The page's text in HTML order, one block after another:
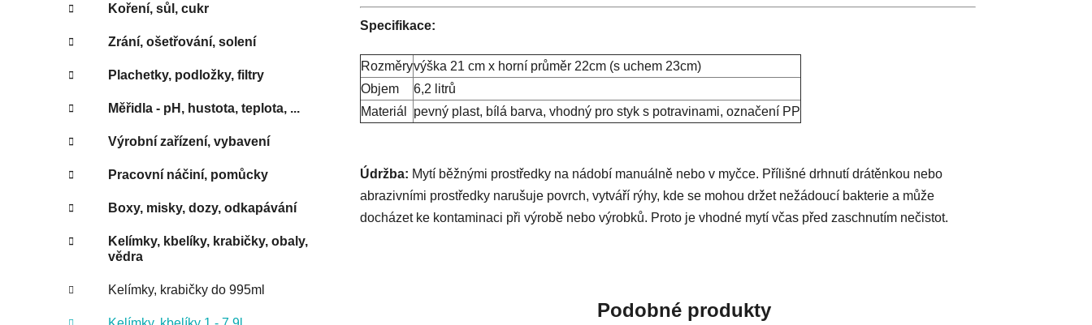
Koření, sůl, cukr
Zrání, ošetřování, solení
Plachetky, podložky, filtry
Měřidla - pH, hustota, teplota, ...
Výrobní zařízení, vybavení
Pracovní náčiní, pomůcky
Boxy, misky, dozy, odkapávání
Kelímky, kbelíky, krabičky, obaly,
vědra
Kelímky, krabičky do 995ml
Specifikace:
Rozměryvýška 21 cm x horní průměr 22cm (s uchem 23cm)
Objem
6,2 litrů
Materiál
pevný plast, bílá barva, vhodný pro styk s potravinami, označení PP
Údržba: Mytí běžnými prostředky na nádobí manuálně nebo v myčce. Přílišné drhnutí drátěnkou nebo
abrazivními prostředky narušuje povrch, vytváří rýhy, kde se mohou držet nežádoucí bakterie a může
docházet ke kontaminaci při výrobě nebo výrobků. Proto je vhodné mytí včas před zaschnutím nečistot.
Podobné produkty